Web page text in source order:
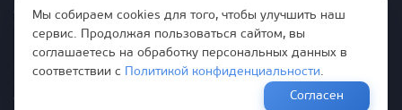
Стоимость товаров и услуг, указанная на сайте,
Правила эксплутации входных и межкомнатных дверей
Мы собираем cookies для того, чтобы улучшить наш
сервис. Продолжая пользоваться сайтом, вы
соглашаетесь на обработку персональных данных в
соответствии с
Политикой конфиденциальности.
Согласен